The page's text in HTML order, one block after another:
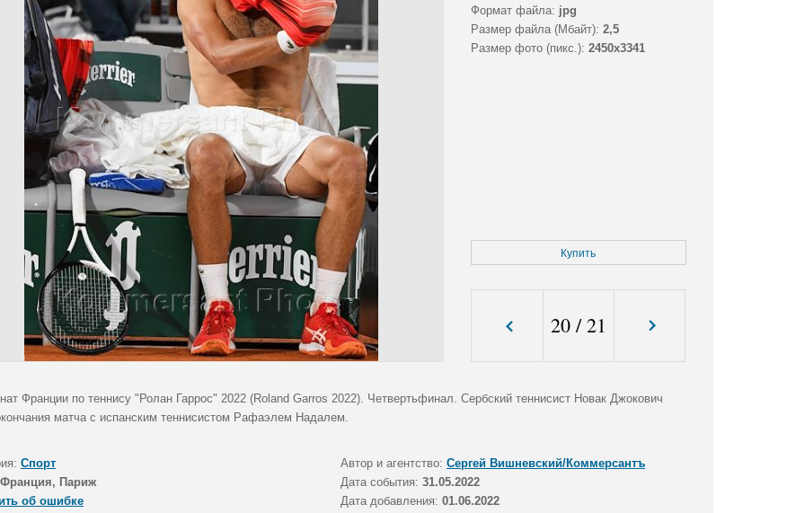
Формат файла: jpg
Размер файла (Мбайт): 2,5
Размер фото (пикс.): 2450x3341
Купить
20/21
Франции по теннису "Ролан Гаррос" 2022 (Roland Garros 2022). Четвертьфинал. Сербский теннисист Новак Джокович
матча с испанским теннисистом Рафаэлем Надалем.
Спорт Автор и агентство: Сергей Вишневский/Коммерсантъ
Франция, Париж Дата события: 31.05.2022
об ошибке
Дата добавления: 01.06.2022